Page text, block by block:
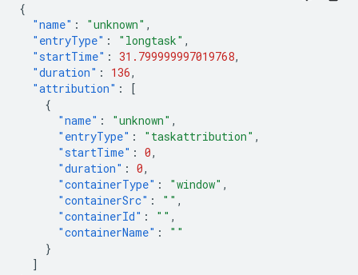
{
"name" : "unknown" ,
"entryType" : "longtask" ,
"startTime" : 31.799999997019768,
"duration" : 136,
"attribution" :
[
{
"name" : "unknown" ,
"entryType" : "taskattribution" ,
"startTime" : 0,
"duration" : 0,
"containerType" : "window" ,
"containerSrc" : "" ,
"containerId" : "" ,
"containerName" :
""
}
]